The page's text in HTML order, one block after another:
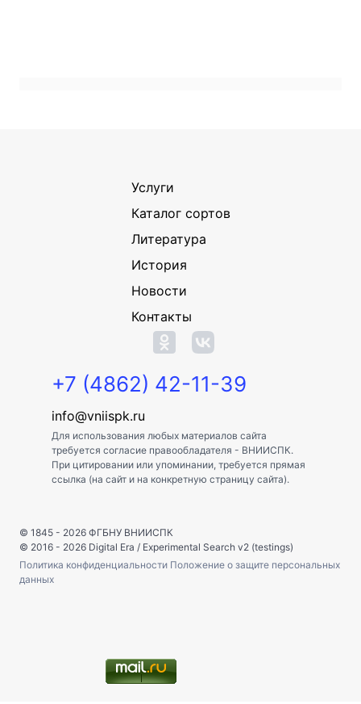
Услуги
Каталог сортов
Литература
История
Новости
Контакты
+7 (4862) 42-11-39
info@vniispk.ru
Для использования любых материалов сайта
требуется согласие правообладателя - ВНИИСПК.
При цитировании или упоминании, требуется прямая
ссылка (на сайт и на конкретную страницу сайта).
© 1845 - 2026 ФГБНУ ВНИИСПК
© 2016 - 2026 Digital Era / Experimental Search v2 (testings)
Политика конфиденциальности Положение о защите персональных
данных